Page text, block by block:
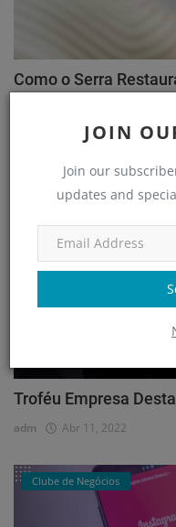
JOIN
Join our
updates and
Como o Serra
Jul 18, 2022
Troféu Empresa
adm Abr 11, 2022
Clube de Negócios